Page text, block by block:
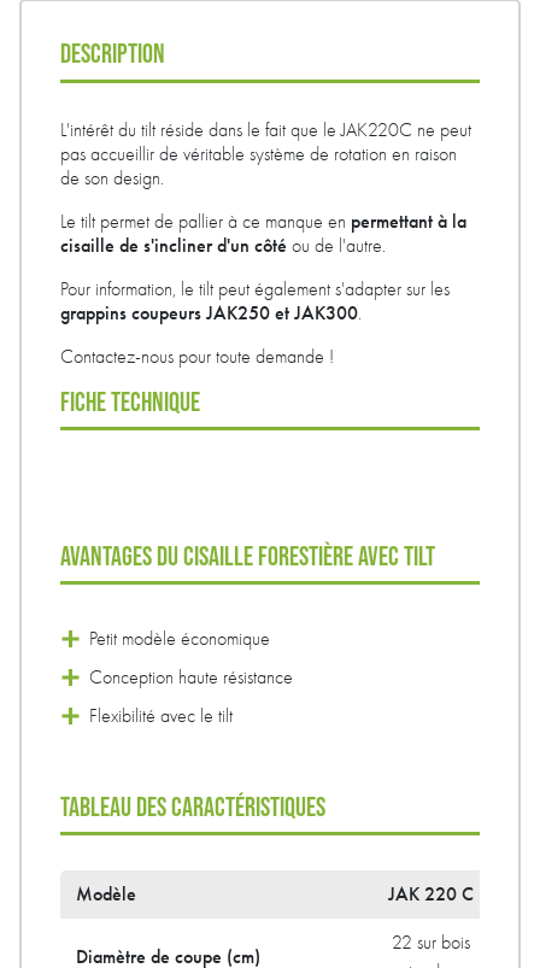
DESCRIPTION
L'intérêt du tilt réside dans le fait que le JAK220C ne peut
pas accueillir de véritable système de rotation en raison
de son design.
Le tilt permet de pallier à ce manque en permettant à la
cisaille de s'incliner d'un côté ou de l'autre.
Pour information, le tilt peut également s'adapter sur les
grappins coupeurs JAK250 et JAK300
Contactez-nous pour toute demande !
FICHE TECHNIQUE
AVANTAGES DU CISAILLE FORESTIÈRE AVEC TILT
Petit modèle économique
Conception haute résistance
Flexibilité avec le tilt
TABLEAU DES CARACTÉRISTIQUES
Modèle JAK 220 C
Diamètre de coupe (cm)
22 sur bois